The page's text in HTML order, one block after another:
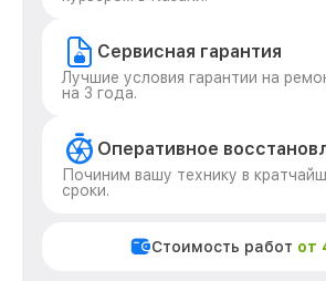
Сервисная гарантия
Лучшие условия гарантии на
на 3 года.
Оперативное
Починим вашу технику в
сроки.
Стоимость работ от